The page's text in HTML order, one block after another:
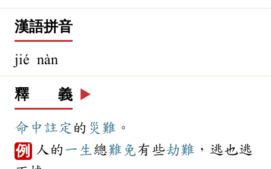
漢語拼音
jié nàn
釋 義 ▶️
命中 註定 的 災難 。
例 人的 一生 總難免有些劫難 ，逃也逃